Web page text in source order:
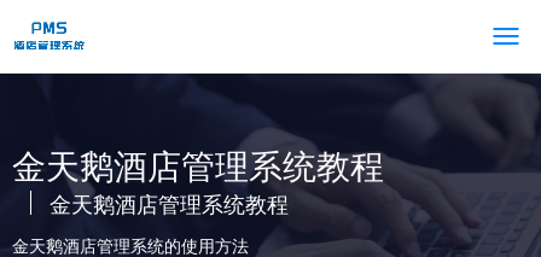
金天鹅酒店管理系统教程
金天鹅酒店管理系统教程
金天鹅酒店管理系统的使用方法